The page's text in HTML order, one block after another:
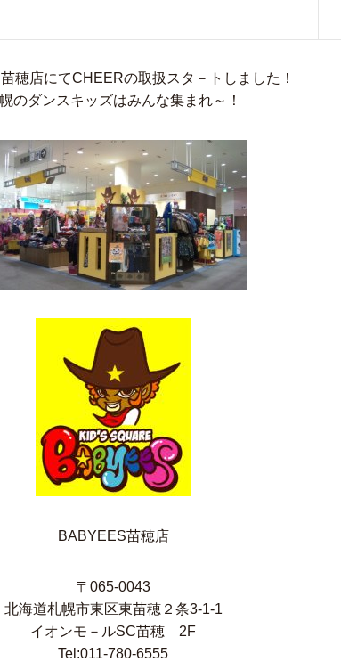
穂店にてCHEERの取扱スタ－トしました！
のダンスキッズはみんな集まれ～！
BABYEES苗穂店
〒065-0043
北海道札幌市東区東苗穂２条3-1-1
イオンモ－ルSC苗穂 2F
Tel:011-780-6555